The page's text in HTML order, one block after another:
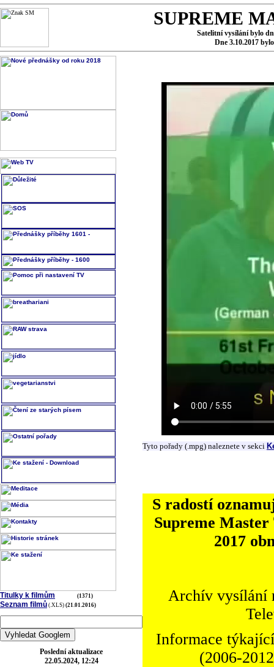
SUPREME
Satelitní vysílání bylo
Dne 3.10.2017
Titulky k filmům (1371)
Seznam filmů (.XLS) (21.01.2016)
Poslední aktualizace
22.05.2024, 12:24
Tyto pořady (.mpg) naleznete v sekci
S radostí
Supreme
2017
Archív vysílání
Informace
(2006-